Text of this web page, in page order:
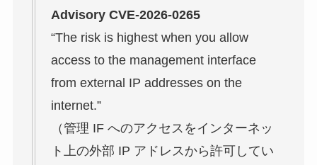
Advisory CVE-2026-0265
“The risk is highest when you allow
access to the management interface
from external IP addresses on the
internet.”
（管理 IF へのアクセスをインターネッ
ト上の外部 IP アドレスから許可してい